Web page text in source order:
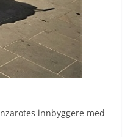
innbyggere med